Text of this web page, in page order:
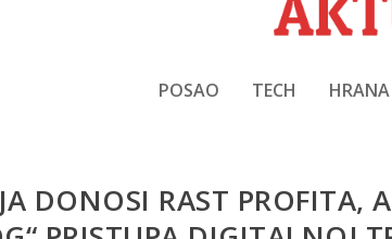
POSAO TECH HRANA
DONOSI RAST PROFITA,